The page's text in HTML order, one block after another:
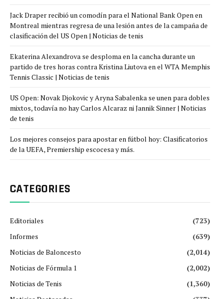
Jack Draper recibió un comodín para el National Bank Open en
Montreal mientras regresa de una lesión antes de la campaña de
clasificación del US Open | Noticias de tenis
Ekaterina Alexandrova se desploma en la cancha durante un
partido de tres horas contra Kristina Liutova en el WTA Memphis
Tennis Classic | Noticias de tenis
US Open: Novak Djokovic y Aryna Sabalenka se unen para dobles
mixtos, todavía no hay Carlos Alcaraz ni Jannik Sinner | Noticias
de tenis
Los mejores consejos para apostar en fútbol hoy: Clasificatorios
de la UEFA, Premiership escocesa y más.
CATEGORIES
Editoriales
(723)
Informes
(639)
Noticias de Baloncesto
(2,014)
Noticias de Fórmula 1
(2,002)
Noticias de Tenis
(1,360)